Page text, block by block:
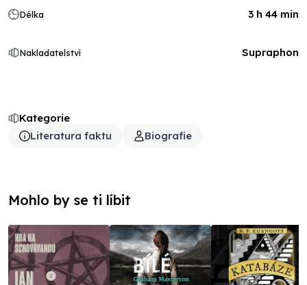
Kategorie
Literatura faktu
Biografie
Délka 3 h 44 min
Nakladatelství Supraphon
Mohlo by se ti líbit